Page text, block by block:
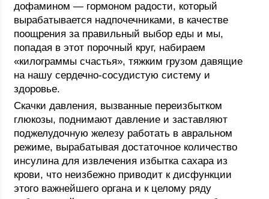
дофамином — гормоном радости, который
вырабатывается надпочечниками, в качестве
поощрения за правильный выбор еды и мы,
попадая в этот порочный круг, набираем
«килограммы счастья», тяжким грузом давящие
на нашу сердечно-сосудистую систему и
здоровье.
Скачки давления, вызванные переизбытком
глюкозы, поднимают давление и заставляют
поджелудочную железу работать в авральном
режиме, вырабатывая достаточное количество
инсулина для извлечения избытка сахара из
крови, что неизбежно приводит к дисфункции
этого важнейшего органа и к целому ряду